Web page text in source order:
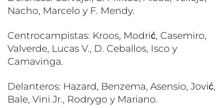
Nacho, Marcelo y F. Mendy.
Centrocampistas: Kroos, Modrić, Casemiro,
Valverde, Lucas V., D. Ceballos, Isco y
Camavinga.
Delanteros: Hazard, Benzema, Asensio, Jović,
Bale, Vini Jr., Rodrygo y Mariano.